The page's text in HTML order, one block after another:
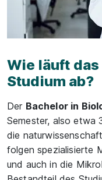
Wie läuft
Studium ab?
Der Bachelor in
Semester, also etwa
die
folgen spezialisierte
und auch in die